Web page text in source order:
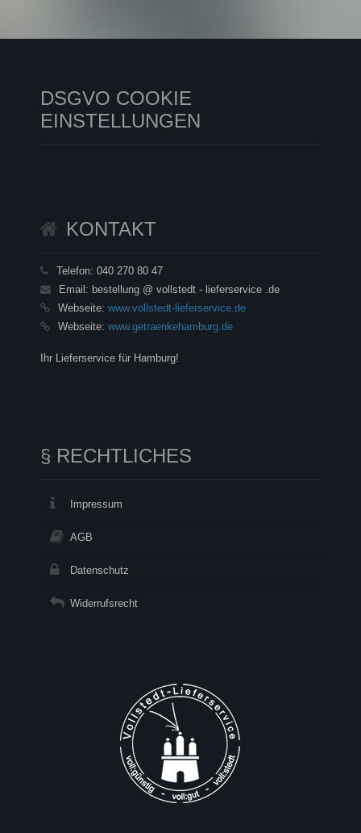
DSGVO COOKIE
EINSTELLUNGEN
KONTAKT
Telefon: 040 270 80 47
Email: bestellung @ vollstedt - lieferservice .de
Webseite: www.vollstedt-lieferservice.de
Webseite: www.getraenkehamburg.de
Ihr Lieferservice für Hamburg!
§ RECHTLICHES
Impressum
AGB
Datenschutz
Widerrufsrecht